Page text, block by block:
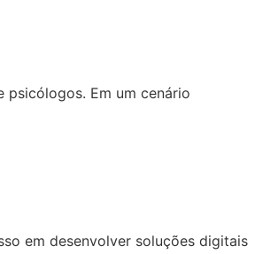
psicólogos. Em um cenário
em desenvolver soluções digitais